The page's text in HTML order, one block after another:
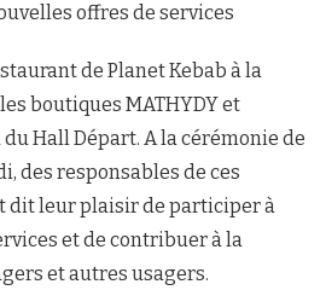
offres de services
de Planet Kebab à la
boutiques MATHYDY et
Hall Départ. A la cérémonie de
des responsables de ces
dit leur plaisir de participer à
et de contribuer à la
et autres usagers.